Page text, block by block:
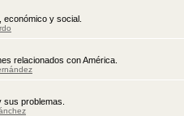
económico y social.
relacionados con América.
problemas.